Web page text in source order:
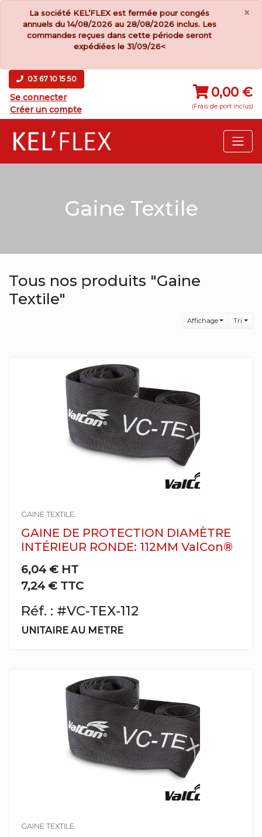
La société KEL’FLEX est fermée pour congés
annuels du 14/08/2026 au 28/08/2026 inclus. Les
commandes reçues dans cette période seront
expédiées le 31/09/26<
×
03 67 10 15 50
Se connecter
Créer un compte
0,00 €
(Frais de port inclus)
Gaine Textile
Tous nos produits "Gaine
Textile"
Affichage Tri
GAINE TEXTILE
GAINE DE PROTECTION DIAMÈTRE
INTÉRIEUR RONDE: 112MM ValCon®
6,04 € HT
7,24 € TTC
Réf. : #VC-TEX-112
UNITAIRE AU METRE
GAINE TEXTILE